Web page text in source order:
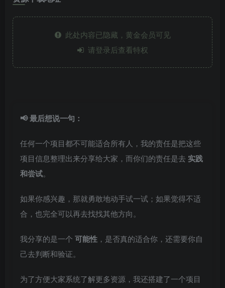
此处内容已隐藏，黄金会员可见
请登录后查看特权
📢 最后想说一句：
任何一个项目都不可能适合所有人，我的责任是把这些
项目信息整理出来分享给大家，而你们的责任是去 实践
和尝试。
如果你感兴趣，那就勇敢地动手试一试；如果觉得不适
合，也完全可以再去找找其他方向。
我分享的是一个 可能性 ，是否真的适合你，还需要你自
己去判断和验证。
为了方便大家系统了解更多资源，我还搭建了一个项目